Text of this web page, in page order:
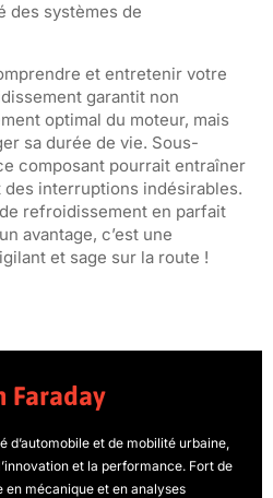
des systèmes de
et entretenir votre
garantit non
optimal du moteur, mais
sa durée de vie. Sous-
composant pourrait entraîner
interruptions indésirables.
refroidissement en parfait
avantage, c’est une
et sage sur la route !
Faraday
d’automobile et de mobilité urbaine,
et la performance. Fort de
en mécanique et en analyses